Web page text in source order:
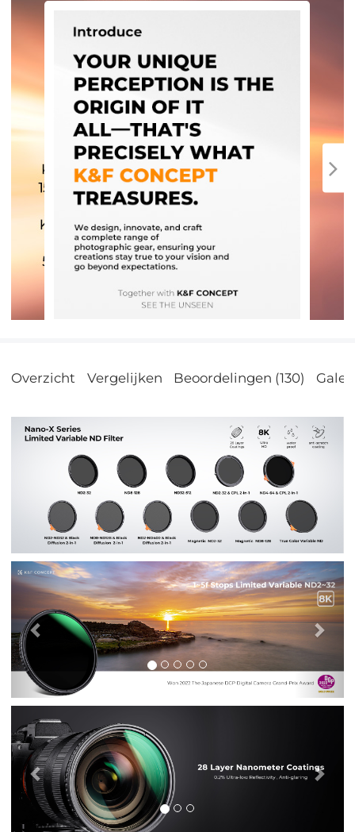
Overzicht Vergelijken Beoordelingen (130)
Previous Next
Previous